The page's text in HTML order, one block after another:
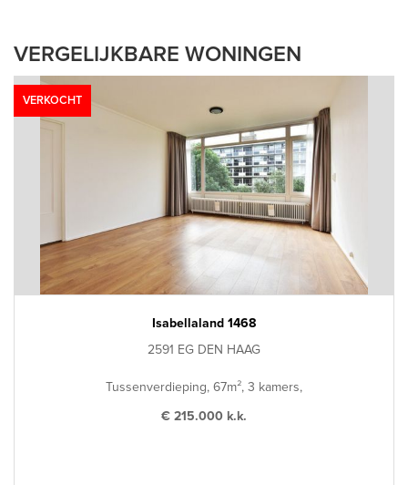
VERGELIJKBARE WONINGEN
VERKOCHT
Isabellaland 1468
2591 EG DEN HAAG
Tussenverdieping, 67m², 3 kamers,
€ 215.000 k.k.